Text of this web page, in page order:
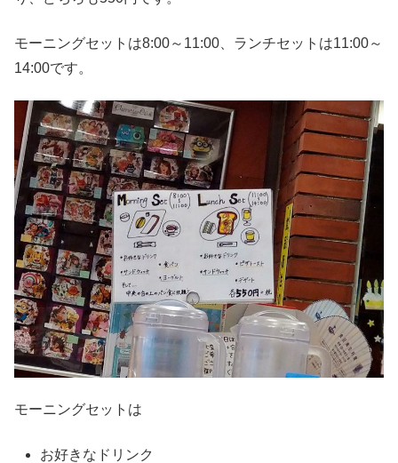
モーニングセットは8:00～11:00、ランチセットは11:00～
14:00です。
モーニングセットは
お好きなドリンク